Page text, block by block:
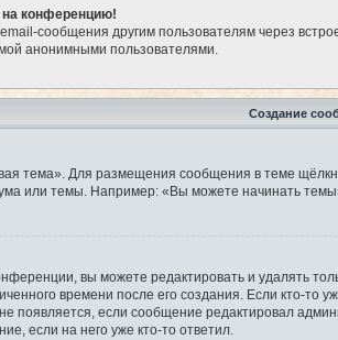
на конференцию!
сообщения другим пользователям через
анонимными пользователями.
Создание
тема». Для размещения сообщения в теме
или темы. Например: «Вы можете начинать
вы можете редактировать и удалять
времени после его создания. Если кто-
появляется, если сообщение редактировал
если на него уже кто-то ответил.